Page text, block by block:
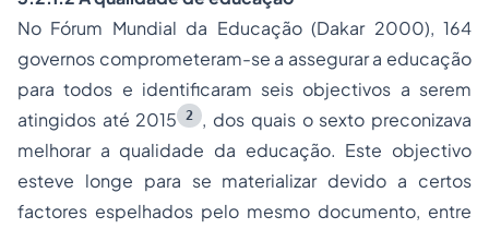
No Fórum Mundial da Educação (Dakar 2000), 164
governos comprometeram-se a assegurar a educação
para todos e identificaram seis objectivos a serem
atingidos até 2015 2
, dos quais o sexto preconizava
melhorar a qualidade da educação. Este objectivo
esteve longe para se materializar devido a certos
factores espelhados pelo mesmo documento, entre